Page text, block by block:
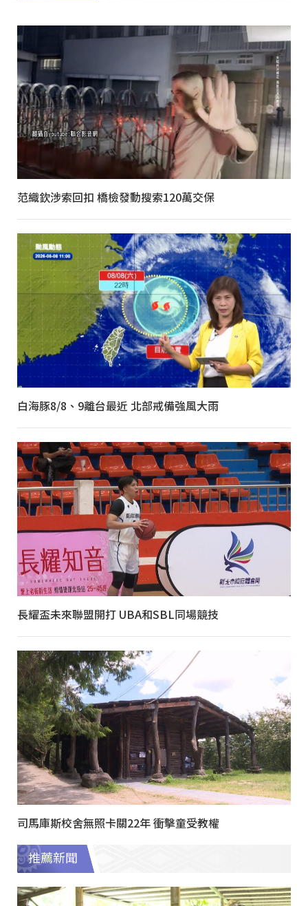
范織欽涉索回扣 橋檢發動搜索120萬交保
白海豚8/8、9離台最近 北部戒備強風大雨
長耀盃未來聯盟開打 UBA和SBL同場競技
司馬庫斯校舍無照卡關22年 衝擊童受教權
推薦新聞